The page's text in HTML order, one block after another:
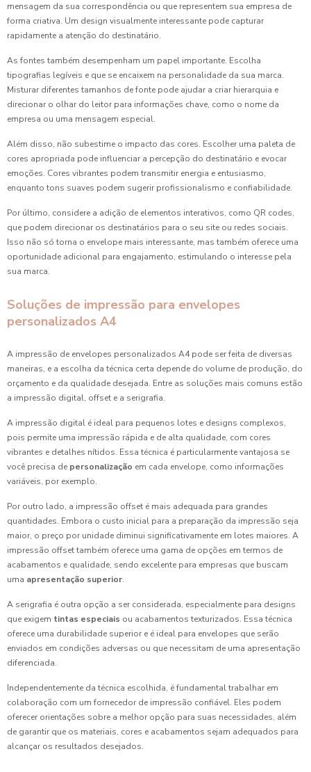
mensagem da sua correspondência ou que representem sua empresa de
forma criativa. Um design visualmente interessante pode capturar
rapidamente a atenção do destinatário.
As fontes também desempenham um papel importante. Escolha
tipografias legíveis e que se encaixem na personalidade da sua marca.
Misturar diferentes tamanhos de fonte pode ajudar a criar hierarquia e
direcionar o olhar do leitor para informações chave, como o nome da
empresa ou uma mensagem especial.
Além disso, não subestime o impacto das cores. Escolher uma paleta de
cores apropriada pode influenciar a percepção do destinatário e evocar
emoções. Cores vibrantes podem transmitir energia e entusiasmo,
enquanto tons suaves podem sugerir profissionalismo e confiabilidade.
Por último, considere a adição de elementos interativos, como QR codes,
que podem direcionar os destinatários para o seu site ou redes sociais.
Isso não só torna o envelope mais interessante, mas também oferece uma
oportunidade adicional para engajamento, estimulando o interesse pela
sua marca.
Soluções de impressão para envelopes
personalizados A4
A impressão de envelopes personalizados A4 pode ser feita de diversas
maneiras, e a escolha da técnica certa depende do volume de produção, do
orçamento e da qualidade desejada. Entre as soluções mais comuns estão
a impressão digital, offset e a serigrafia.
A impressão digital é ideal para pequenos lotes e designs complexos,
pois permite uma impressão rápida e de alta qualidade, com cores
vibrantes e detalhes nítidos. Essa técnica é particularmente vantajosa se
você precisa de personalização em cada envelope, como informações
variáveis, por exemplo.
Por outro lado, a impressão offset é mais adequada para grandes
quantidades. Embora o custo inicial para a preparação da impressão seja
maior, o preço por unidade diminui significativamente em lotes maiores. A
impressão offset também oferece uma gama de opções em termos de
acabamentos e qualidade, sendo excelente para empresas que buscam
uma apresentação superior.
A serigrafia é outra opção a ser considerada, especialmente para designs
que exigem tintas especiais ou acabamentos texturizados. Essa técnica
oferece uma durabilidade superior e é ideal para envelopes que serão
enviados em condições adversas ou que necessitam de uma apresentação
diferenciada.
Independentemente da técnica escolhida, é fundamental trabalhar em
colaboração com um fornecedor de impressão confiável. Eles podem
oferecer orientações sobre a melhor opção para suas necessidades, além
de garantir que os materiais, cores e acabamentos sejam adequados para
alcançar os resultados desejados.